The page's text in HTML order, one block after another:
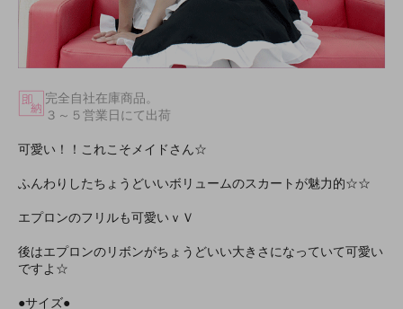
完全自社在庫商品。
３～５営業日にて出荷
可愛い！！これこそメイドさん☆
ふんわりしたちょうどいいボリュームのスカートが魅力的☆☆
エプロンのフリルも可愛いｖＶ
後はエプロンのリボンがちょうどいい大きさになっていて可愛い
ですよ☆
●サイズ●